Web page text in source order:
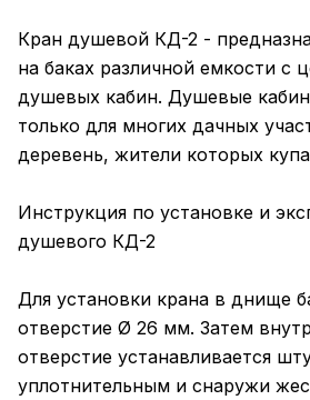
Кран душевой КД-2 -
на баках различной емкости с
душевых кабин. Душевые
только для многих дачных
деревень, жители которых
Инструкция по установке и
душевого КД-2
Для установки крана в днище
отверстие Ø 26 мм. Затем
отверстие устанавливается
уплотнительным и снаружи